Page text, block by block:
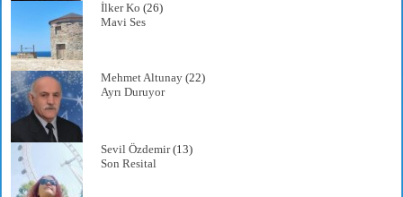
İlker Ko (26)
Mavi Ses
Mehmet Altunay (22)
Ayrı Duruyor
Sevil Özdemir(13)
Son Resital